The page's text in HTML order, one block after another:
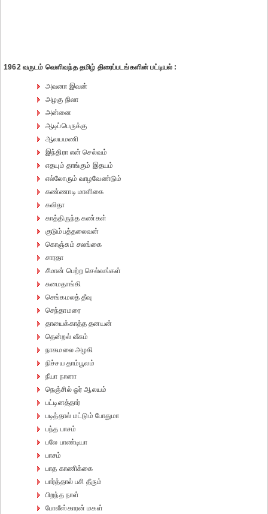
1962 வருடம் வெளிவந்த தமிழ் திரைப்படங்களின் பட்டியல் :
அவனா இவன்
அழகு நிலா
அன்னை
ஆடிப்பெருக்கு
ஆலயமணி
இந்திரா என் செல்வம்
எதயும் தாங்கும் இதயம்
எல்லோரும் வாழவேண்டும்
கண்ணாடி மாளிகை
கவிதா
காத்திருந்த கண்கள்
குடும்பத்தலைவன்
கொஞ்சும் சலங்கை
சாரதா
சீமான் பெற்ற செல்வங்கள்
சுமைதாங்கி
செங்கமலத் தீவு
செந்தாமரை
தாயைக்காத்த தனயன்
தென்றல் வீசும்
நாகமலை அழகி
நிச்சய தாம்பூலம்
நீயா நானா
நெஞ்சில் ஓர் ஆலயம்
பட்டினத்தார்
படித்தால் மட்டும் போதுமா
பந்த பாசம்
பலே பாண்டியா
பாசம்
பாத காணிக்கை
பார்த்தால் பசி தீரும்
பிறந்த நாள்
போலீஸ்காரன் மகள்